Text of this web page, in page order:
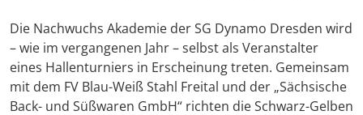
Die Nachwuchs Akademie der SG Dynamo Dresden wird
– wie im vergangenen Jahr – selbst als Veranstalter
eines Hallenturniers in Erscheinung treten. Gemeinsam
mit dem FV Blau-Weiß Stahl Freital und der „Sächsische
Back- und Süßwaren GmbH“ richten die Schwarz-Gelben